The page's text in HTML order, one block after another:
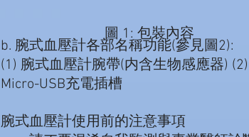
b. 腕式血壓計各部名稱功能(參見圖2):
(1) 腕式血壓計腕帶(内含生物感應器)
Micro-USB充電插槽
腕式血壓計使用前的注意事項
圖 1: 包裝內容